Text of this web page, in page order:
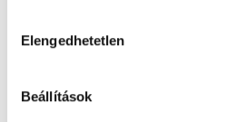
Információgyűjtés az Ön
Az Ön készülékén
tulajdonságainak
kiválasztása
Elengedhetetlen
Beállítások